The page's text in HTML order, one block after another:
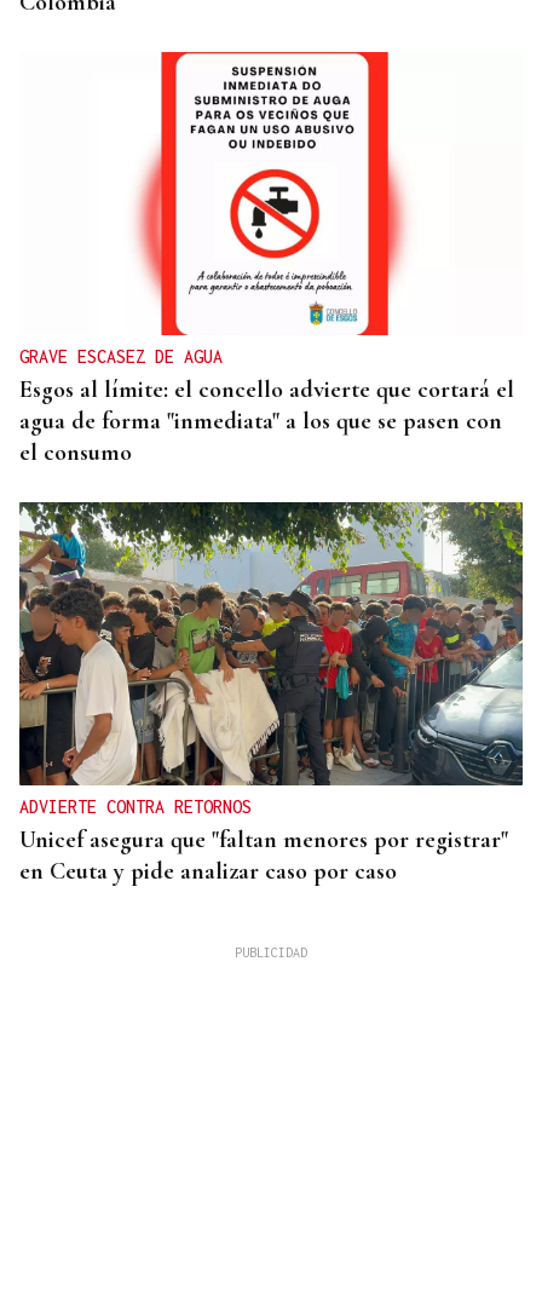
GRAVE ESCASEZ DE AGUA
Esgos al límite: el concello advierte que cortará el
agua de forma "inmediata" a los que se pasen con
el consumo
ADVIERTE CONTRA RETORNOS
Unicef asegura que "faltan menores por registrar"
en Ceuta y pide analizar caso por caso